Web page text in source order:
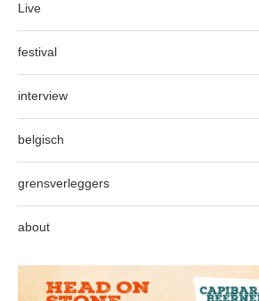
Live
festival
interview
belgisch
grensverleggers
about